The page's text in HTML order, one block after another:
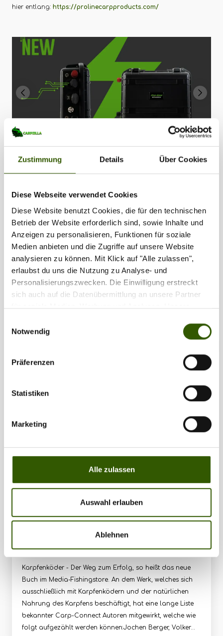
Zustimmung Details Über Cookies
Diese Webseite verwendet Cookies
Diese Website benutzt Cookies, die für den technischen
Betrieb der Website erforderlich sind, sowie Inhalte und
Anzeigen zu personalisieren, Funktionen für soziale
Medien anbieten und die Zugriffe auf unsere Website
analysieren zu können. Mit Klick auf "Alle zulassen",
erlaubst du uns die Nutzung zu Analyse- und
Personalisierungszwecken. Die Einwilligung erstreckt
sich auch auf die Datenübermittlung an unsere Partner
für soziale Medien, Werbung und Analysen. Unsere
weiteren Daten zusammen, die Sie ihnen bereitgestellt
haben oder die sie im Rahmen Ihrer Nutzung der Dienste
Notwendig
Präferenzen
Statistiken
Marketing
Alle zulassen
Auswahl erlauben
Ablehnen
hier entlang: https://prolinecarpproducts.com/
Produkt-News • Lightweight • E-Motor
•
Lithium Ion Akku
• Pro Line
Zilla vergeben 119
Interessant für dich
Neues Buch: Karpfenköder
337
Karpfenköder - Der Weg zum Erfolg, so heißt das neue
Buch im Media-Fishingstore. An dem Werk, welches sich
ausschließlich mit Karpfenködern und der natürlichen
Nahrung des Karpfens beschäftigt, hat eine lange Liste
bekannter Carp-Connect Autoren mitgewirkt, welche wie
folgt aufgezählt werden können:Jochen Berger, Volker